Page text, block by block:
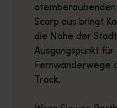
atemberaubenden
Scarp aus bringt
die Nähe der
Ausgangspunkt
Fernwanderwege
Track.